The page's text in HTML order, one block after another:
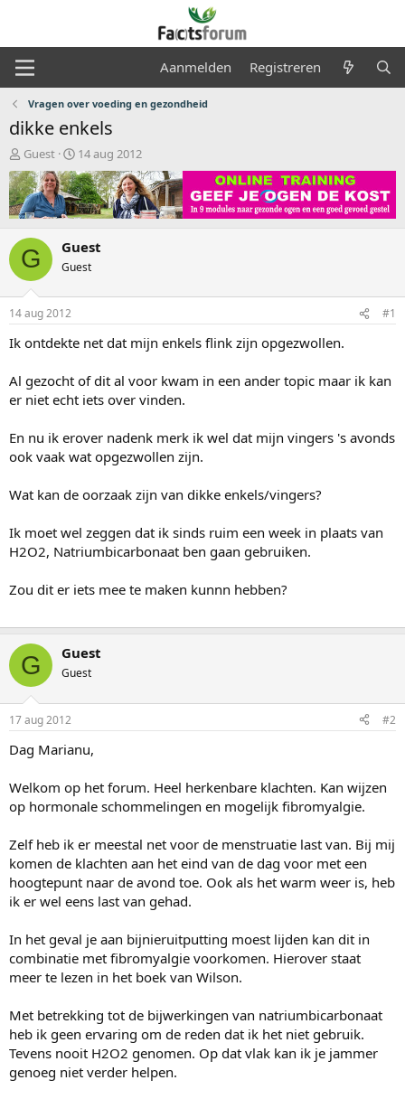
Aanmelden Registreren
Vragen over voeding en gezondheid
dikke enkels
O
n
d
e
r
w
e
r
p
s
t
r
e
r
Guest
S
t
a
r
t
a
t
m
14 aug 2012
G Guest
Guest
14 aug 2012 #1
Ik ontdekte net dat mijn enkels flink zijn opgezwollen.
Al gezocht of dit al voor kwam in een ander topic maar ik kan
er niet echt iets over vinden.
En nu ik erover nadenk merk ik wel dat mijn vingers 's avonds
ook vaak wat opgezwollen zijn.
Wat kan de oorzaak zijn van dikke enkels/vingers?
Ik moet wel zeggen dat ik sinds ruim een week in plaats van
H2O2, Natriumbicarbonaat ben gaan gebruiken.
Zou dit er iets mee te maken kunnn hebben?
G Guest
Guest
17 aug 2012 #2
Dag Marianu,
Welkom op het forum. Heel herkenbare klachten. Kan wijzen
op hormonale schommelingen en mogelijk fibromyalgie.
Zelf heb ik er meestal net voor de menstruatie last van. Bij mij
komen de klachten aan het eind van de dag voor met een
hoogtepunt naar de avond toe. Ook als het warm weer is, heb
ik er wel eens last van gehad.
In het geval je aan bijnieruitputting moest lijden kan dit in
combinatie met fibromyalgie voorkomen. Hierover staat
meer te lezen in het boek van Wilson.
Met betrekking tot de bijwerkingen van natriumbicarbonaat
heb ik geen ervaring om de reden dat ik het niet gebruik.
Tevens nooit H2O2 genomen. Op dat vlak kan ik je jammer
genoeg niet verder helpen.